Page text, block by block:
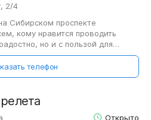
2/4
Сибирском проспекте
кому нравится проводить
но и с пользой для
предлагает приятно…
телефон
Открыто